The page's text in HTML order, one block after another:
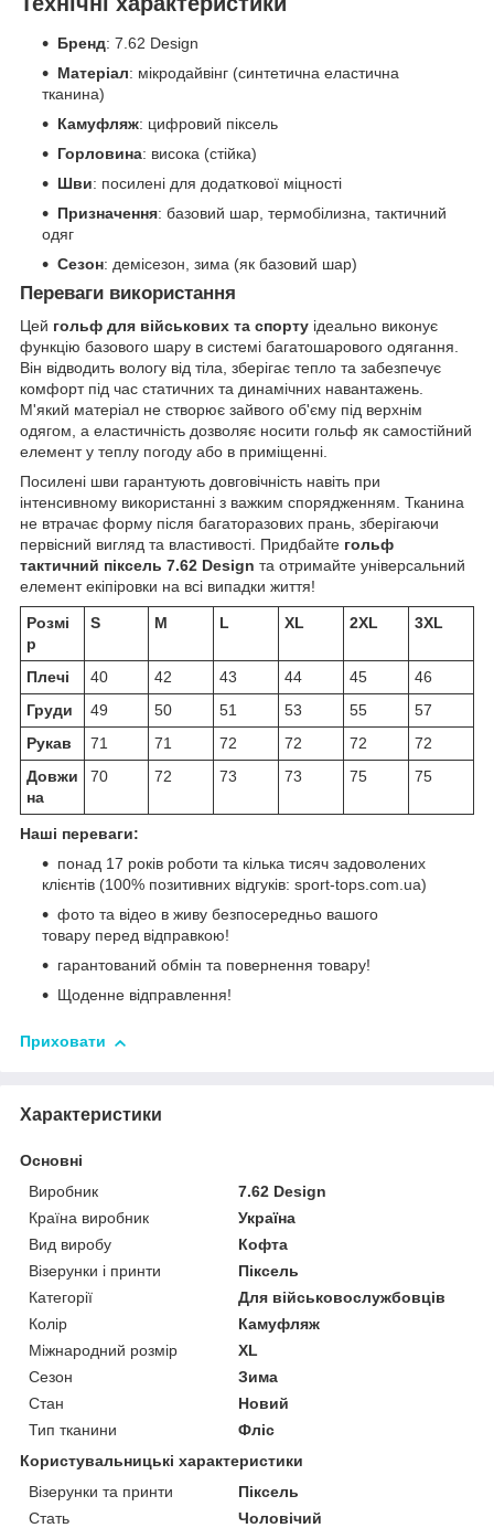
Бренд: 7.62 Design
Матеріал: мікродайвінг (синтетична еластична
тканина)
Камуфляж: цифровий піксель
Горловина: висока (стійка)
Шви: посилені для додаткової міцності
Призначення: базовий шар, термобілизна, тактичний
одяг
Сезон: демісезон, зима (як базовий шар)
Переваги використання
Цей гольф для військових та спорту ідеально виконує
функцію базового шару в системі багатошарового одягання.
Він відводить вологу від тіла, зберігає тепло та забезпечує
комфорт під час статичних та динамічних навантажень.
М'який матеріал не створює зайвого об'єму під верхнім
одягом, а еластичність дозволяє носити гольф як самостійний
елемент у теплу погоду або в приміщенні.
Посилені шви гарантують довговічність навіть при
інтенсивному використанні з важким спорядженням. Тканина
не втрачає форму після багаторазових прань, зберігаючи
первісний вигляд та властивості. Придбайте гольф
тактичний піксель 7.62 Design та отримайте універсальний
елемент екіпіровки на всі випадки життя!
Розмі
р
S M L XL 2XL 3XL
Плечі 40 42 43 44 45
46
Груди
49 50 51 53 55
57
Рукав
71 71 72 72 72
72
Довжи
на
70 72 73 73 75 75
Наші переваги:
понад 17 років роботи та кілька тисяч задоволених
клієнтів (100% позитивних відгуків: sport-tops.com.ua)
фото та відео в живу безпосередньо вашого
товару перед відправкою!
гарантований обмін та повернення товару!
Щоденне відправлення!
Приховати
Характеристики
Основні
Виробник
7.62 Design
Країна виробник
Україна
Вид виробу
Кофта
Візерунки і принти
Піксель
Категорії
Для військовослужбовців
Колір
Камуфляж
Міжнародний розмір
XL
Сезон
Зима
Стан
Новий
Тип тканини
Фліс
Користувальницькі характеристики
Візерунки та принти
Піксель
Стать
Чоловічий